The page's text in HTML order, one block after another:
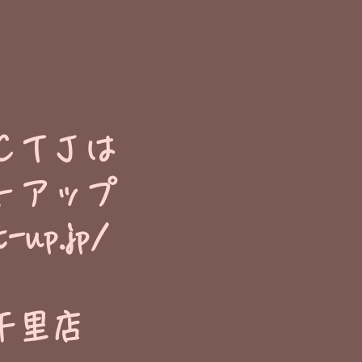
ＴＪは
アップ
up.jp/
里店